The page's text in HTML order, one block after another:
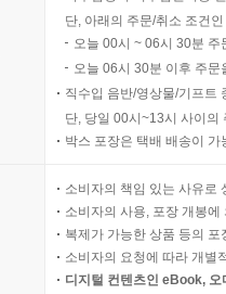
단, 아래의 주문/취소 조건
오늘 00시 ~ 06시 30분
오늘 06시 30분 이후 주
직수입 음반/영상물/기프트
단, 당일 00시~13시 사이의
박스 포장은 택배 배송이
소비자의 책임 있는 사유로
소비자의 사용, 포장 개봉
복제가 가능한 상품 등의
소비자의 요청에 따라 개별
디지털 컨텐츠인 eBook,